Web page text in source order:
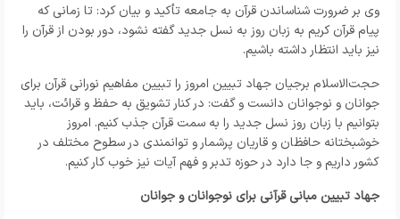
وی بر ضرورت شناساندن قرآن به جامعه تأکید و بیان کرد: تا زمانی که
پیام قرآن کریم به زبان روز به نسل جدید گفته نشود، دور بودن از قرآن را
نیز باید انتظار داشته باشیم.
حجت‌الاسلام برجیان جهاد تبیین امروز را تبیین مفاهیم نورانی قرآن برای
جوانان و نوجوانان دانست و گفت: در کنار تشویق به حفظ و قرائت، باید
بتوانیم با زبان روز نسل جدید را به سمت قرآن جذب کنیم. امروز
خوشبختانه حافظان و قاریان پرشمار و توانمندی در سطوح مختلف در
کشور داریم و جا دارد در حوزه تدبر و فهم آیات نیز خوب کار کنیم.
جهاد تبیین مبانی قرآنی برای نوجوانان و جوانان